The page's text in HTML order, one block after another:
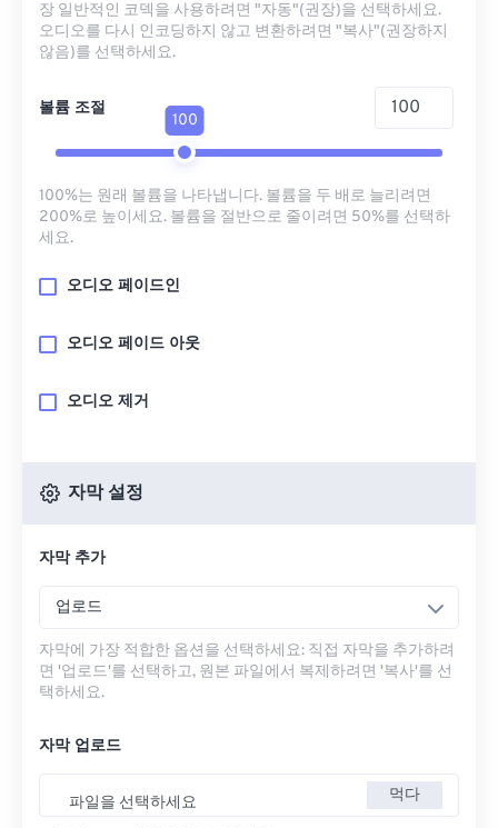
장 일반적인 코덱을 사용하려면 "자동"(권장)을 선택하세요.
오디오를 다시 인코딩하지 않고 변환하려면 "복사"(권장하지
않음)를 선택하세요.
볼륨 조절
100
100%는 원래 볼륨을 나타냅니다. 볼륨을 두 배로 늘리려면
200%로 높이세요. 볼륨을 절반으로 줄이려면 50%를 선택하
세요.
오디오 페이드인
오디오 페이드 아웃
오디오 제거
자막 설정
자막 추가
업로드
자막에 가장 적합한 옵션을 선택하세요: 직접 자막을 추가하려
면 '업로드'를 선택하고, 원본 파일에서 복제하려면 '복사'를 선
택하세요.
자막 업로드
파일을 선택하세요 먹다